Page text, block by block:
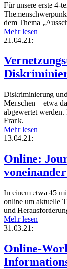
Für unsere erste 4-
dem Thema
Mehr lesen
21.04.21:
Diskriminierung
Menschen – etwa
abgewertet
Frank.
Mehr lesen
13.04.21:
Online:
In einem etwa 45
online um aktuelle
und
Mehr lesen
31.03.21:
Online-